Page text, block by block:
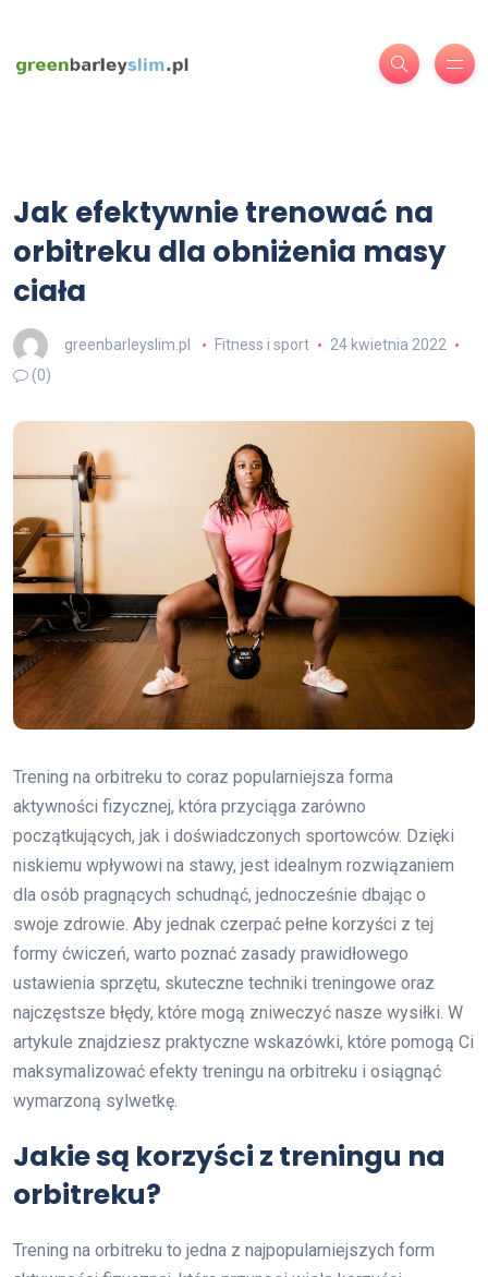
Jak efektywnie trenować na
orbitreku dla obniżenia masy
ciała
greenbarleyslim.pl Fitness i sport
24 kwietnia 2022
(0)
Trening na orbitreku to coraz popularniejsza forma
aktywności fizycznej, która przyciąga zarówno
początkujących, jak i doświadczonych sportowców. Dzięki
niskiemu wpływowi na stawy, jest idealnym rozwiązaniem
dla osób pragnących schudnąć, jednocześnie dbając o
swoje zdrowie. Aby jednak czerpać pełne korzyści z tej
formy ćwiczeń, warto poznać zasady prawidłowego
ustawienia sprzętu, skuteczne techniki treningowe oraz
najczęstsze błędy, które mogą zniweczyć nasze wysiłki. W
artykule znajdziesz praktyczne wskazówki, które pomogą Ci
maksymalizować efekty treningu na orbitreku i osiągnąć
wymarzoną sylwetkę.
Jakie są korzyści z treningu na
orbitreku?
Trening na orbitreku to jedna z najpopularniejszych form